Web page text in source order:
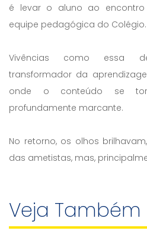
é levar o aluno ao
equipe pedagógica do Colégio.
Vivências como essa
transformador da
onde o conteúdo se
profundamente marcante.
No retorno, os olhos
das ametistas, mas,
Veja Também